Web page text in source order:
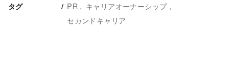
タグ PR
キャリアオーナーシップ
セカンドキャリア